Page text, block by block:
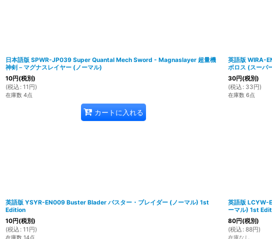
日本語版 SPWR-JP039 Super Quantal Mech Sword - Magnaslayer 超量機
神剣－マグナスレイヤー (ノーマル)
10円(税別)
(税込 : 11 円)
在庫数 4点
カートに入れる
英語版 WIRA-
ボロス (スーパ
30円(税別)
(税込 : 33円)
在庫数 6点
英語版 YSYR-EN009 Buster Blader バスター・ブレイダー (ノーマル) 1st
Edition
10円(税別)
(税込 : 11 円)
在庫数 14点
英語版 LCYW-
ーマル) 1st
80円(税別)
(税込 : 88円)
在庫なし